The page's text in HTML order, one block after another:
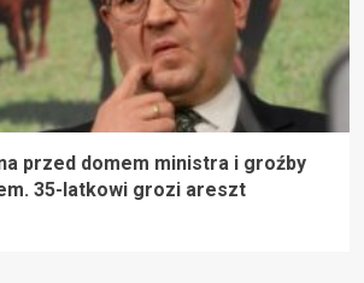
przed domem ministra i groźby
35-latkowi grozi areszt